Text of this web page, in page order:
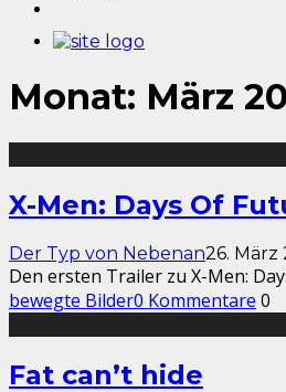
Monat: März
X-Men: Days Of
Der Typ von Nebenan26. März
Den ersten Trailer zu X-Men:
bewegte Bilder0 Kommentare 0
Fat can’t hide